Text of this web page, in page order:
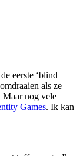
eerste ‘blind
als ze
Maar nog vele
Games. Ik kan